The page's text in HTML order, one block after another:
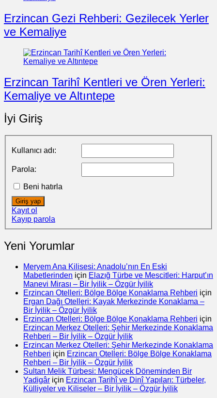
Erzincan Gezi Rehberi: Gezilecek Yerler
ve Kemaliye
Erzincan Tarihî Kentleri ve Ören Yerleri:
Kemaliye ve Altıntepe
İyi Giriş
Kullanıcı adı:
Parola:
Beni hatırla
Giriş yap
Kayıt ol
Kayıp parola
Yeni Yorumlar
Meryem Ana Kilisesi: Anadolu’nın En Eski
Mabetlerinden için Elazığ Türbe ve Mescitleri: Harput’ın
Manevi Mirası – Bir İyilik – Özgür İyilik
Erzincan Otelleri: Bölge Bölge Konaklama Rehberi için
Ergan Dağı Otelleri: Kayak Merkezinde Konaklama –
Bir İyilik – Özgür İyilik
Erzincan Otelleri: Bölge Bölge Konaklama Rehberi için
Erzincan Merkez Otelleri: Şehir Merkezinde Konaklama
Rehberi – Bir İyilik – Özgür İyilik
Erzincan Merkez Otelleri: Şehir Merkezinde Konaklama
Rehberi için Erzincan Otelleri: Bölge Bölge Konaklama
Rehberi – Bir İyilik – Özgür İyilik
Sultan Melik Türbesi: Mengücek Döneminden Bir
Yadigâr için Erzincan Tarihî ve Dinî Yapıları: Türbeler,
Külliyeler ve Kiliseler – Bir İyilik – Özgür İyilik